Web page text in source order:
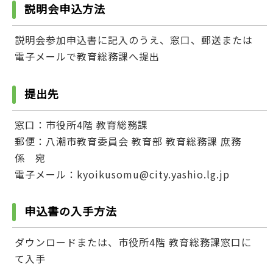
説明会申込方法
説明会参加申込書に記入のうえ、窓口、郵送または
電子メールで教育総務課へ提出
提出先
窓口：市役所4階 教育総務課
郵便：八潮市教育委員会 教育部 教育総務課 庶務
係 宛
電子メール：kyoikusomu@city.yashio.lg.jp
申込書の入手方法
ダウンロードまたは、市役所4階 教育総務課窓口に
て入手